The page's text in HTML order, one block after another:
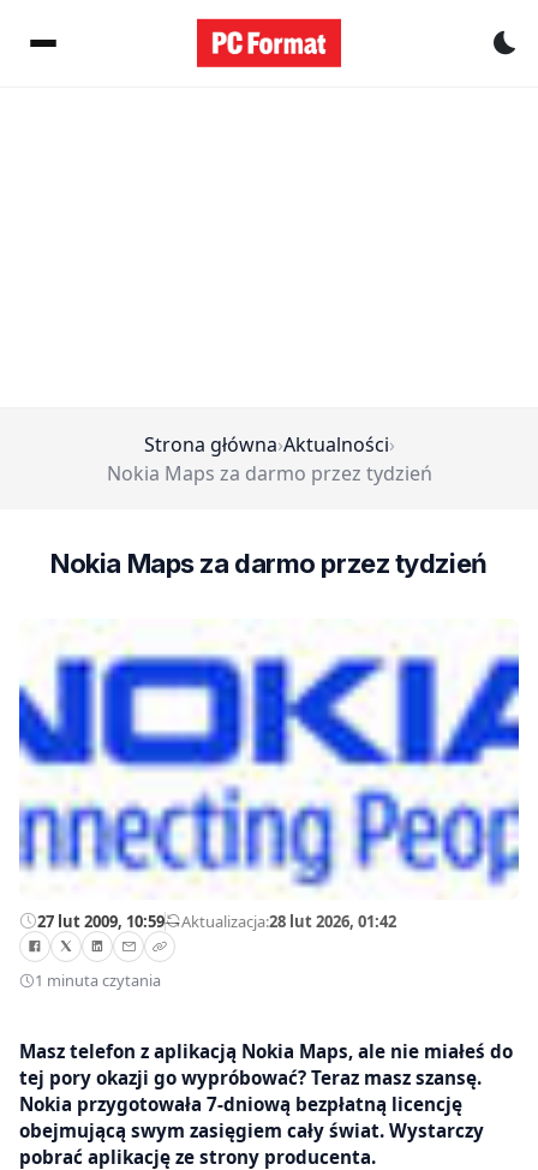
Strona główna›Aktualności›
Nokia Maps za darmo przez tydzień
Nokia Maps za darmo przez tydzień
27 lut 2009, 10:59—Aktualizacja:28 lut 2026, 01:42
1 minuta czytania
Masz telefon z aplikacją Nokia Maps, ale nie miałeś do
tej pory okazji go wypróbować? Teraz masz szansę.
Nokia przygotowała 7-dniową bezpłatną licencję
obejmującą swym zasięgiem cały świat. Wystarczy
pobrać aplikację ze strony producenta.